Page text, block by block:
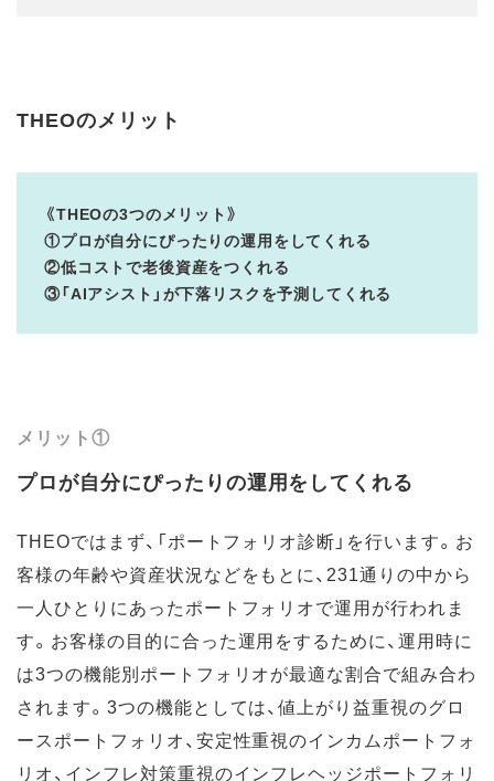
THEOのメリット
《THEOの3つのメリット》
①プロが自分にぴったりの運用をしてくれる
②低コストで老後資産をつくれる
③「AIアシスト」が下落リスクを予測してくれる
メリット①
プロが自分にぴったりの運用をしてくれる
THEOではまず、「ポートフォリオ診断」を行います。お
客様の年齢や資産状況などをもとに、231通りの中から
一人ひとりにあったポートフォリオで運用が行われま
す。お客様の目的に合った運用をするために、運用時に
は3つの機能別ポートフォリオが最適な割合で組み合わ
されます。3つの機能としては、値上がり益重視のグロ
ースポートフォリオ、安定性重視のインカムポートフォ
リオ、インフレ対策重視のインフレヘッジポートフォリ